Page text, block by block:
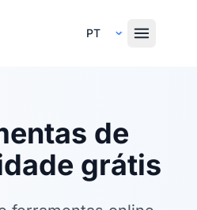
Select Language
de
grátis